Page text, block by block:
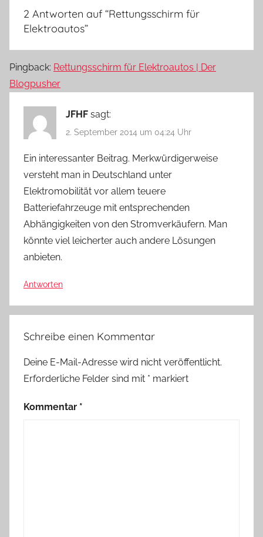
2 Antworten auf “Rettungsschirm für
Elektroautos”
Pingback: Rettungsschirm für Elektroautos | Der
Blogpusher
JFHF sagt:
2. September 2014 um 04:24 Uhr
Ein interessanter Beitrag. Merkwürdigerweise
versteht man in Deutschland unter
Elektromobilität vor allem teuere
Batteriefahrzeuge mit entsprechenden
Abhängigkeiten von den Stromverkäufern. Man
könnte viel leicherter auch andere Lösungen
anbieten.
Antworten
Schreibe einen Kommentar
Deine E-Mail-Adresse wird nicht veröffentlicht.
Erforderliche Felder sind mit * markiert
Kommentar *